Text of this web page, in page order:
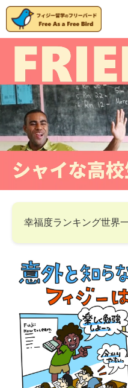
幸福度ランキング世界